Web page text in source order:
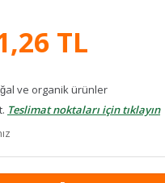
TL
ve organik ürünler
Teslimat noktaları için tıklayın